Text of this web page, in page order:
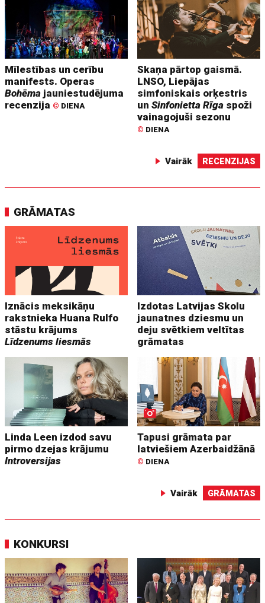
Mīlestības un cerību
manifests. Operas
Bohēma jauniestudējuma
recenzija © DIENA
Skaņa pārtop gaismā.
LNSO, Liepājas
simfoniskais orķestris
unSinfonietta Rīga spoži
vainagojuši sezonu
© DIENA
Vairāk RECENZIJAS
GRĀMATAS
Iznācis meksikāņu
rakstnieka Huana Rulfo
stāstu krājums
Līdzenums liesmās
Izdotas Latvijas Skolu
jaunatnes dziesmu un
deju svētkiem veltītas
grāmatas
Linda Leen izdod savu
pirmo dzejas krājumu
Introversijas
Tapusi grāmata par
latviešiem Azerbaidžānā
© DIENA
Vairāk GRĀMATAS
KONKURSI